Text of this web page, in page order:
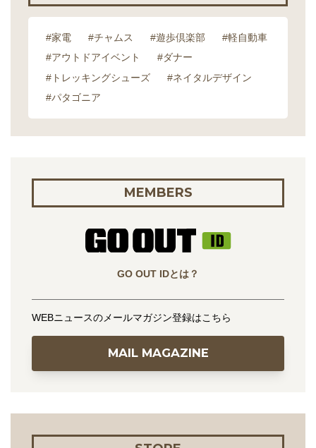
#家電 #チャムス #遊歩倶楽部
#軽自動車
#アウトドアイベント
#ダナー
#トレッキングシューズ
#ネイタルデザイン
#パタゴニア
MEMBERS
GO OUT IDとは？
WEBニュースのメールマガジン登録はこちら
MAIL MAGAZINE